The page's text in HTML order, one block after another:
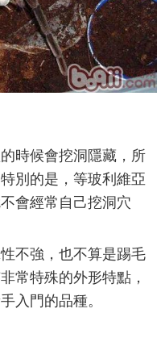
候會挖洞隱藏，所
別的是，等玻利維亞
會經常自己挖洞穴
強，也不算是踢毛
常特殊的外形特點，
入門的品種。